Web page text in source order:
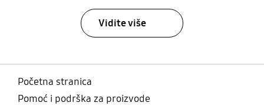
Vidite više
Početna stranica
Pomoć i podrška za proizvode